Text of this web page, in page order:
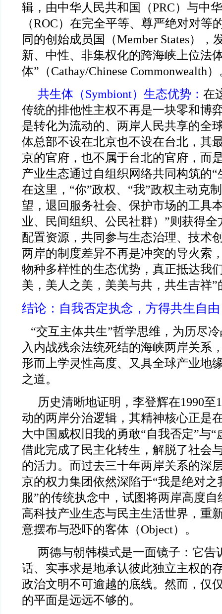
辑，由中华人民共和国（PRC）与中
（ROC）在完全平等、尊严绝对对等
同的创始成员国（Member States），
新、中性、非集权化的跨海峡上位
体”（Cathay/Chinese Commonwealth
共生体（Symbiont）生态优势： 在
传统的排他性主权不再是一块零和博
是转化为流动的、两岸人民共享的全
体总部不设在北京也不设在台北，其
京的官府，也不属于台北的官府，而
产业生态通过自组织网络共同构筑的“
在这里，“你”政权、“我”政权主动克
望，退回服务社会、保护市场的工具
业、民间组织、公民社群）”则获得
配置资源，共同参与生态治理、技术
两岸的制度差异不再是冲突的导火索
物种多样性的生态优势，真正抵达我
美，美人之美，美美与共，共生吉祥
结论：自我否定执念，方得共生自由
“交互主体共生”哲学思维，为历尽
入内战残余法统死结的海峡两岸关系
形而上学灵性高度、又具全球产业地
之道。
历史清晰地证明，李登辉在1990至
动的两岸分治逻辑，其精神核心正是
大中国威权旧我的勇敢“自我否定”与“
借此完成了民主化转生，解脱了社会
的活力。而过去三十年两岸关系的深
京的权力集团依然深陷于“我是绝对
服”的传统执念中，试图将两岸高度
高科技产业生态与民主生活世界，重
意摆布与恐吓的客体（Object）。
两德与朝韩模式是一面镜子：它告
话、实事求是地承认彼此独立主权的
政治文明不可逾越的底线。然而，仅
的平面是远远不够的。